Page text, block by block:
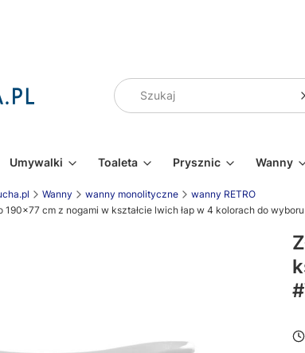
Umywalki Toaleta Prysznic Wanny
Wanny wanny monolityczne
wanny RETRO
190x77 cm z nogami w kształcie lwich łap w 4 kolorach do